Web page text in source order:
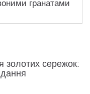
гранатами
золотих сережок: